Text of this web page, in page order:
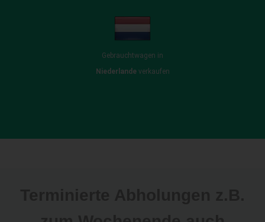
Gebrauchtwagen in
Niederlandeverkaufen